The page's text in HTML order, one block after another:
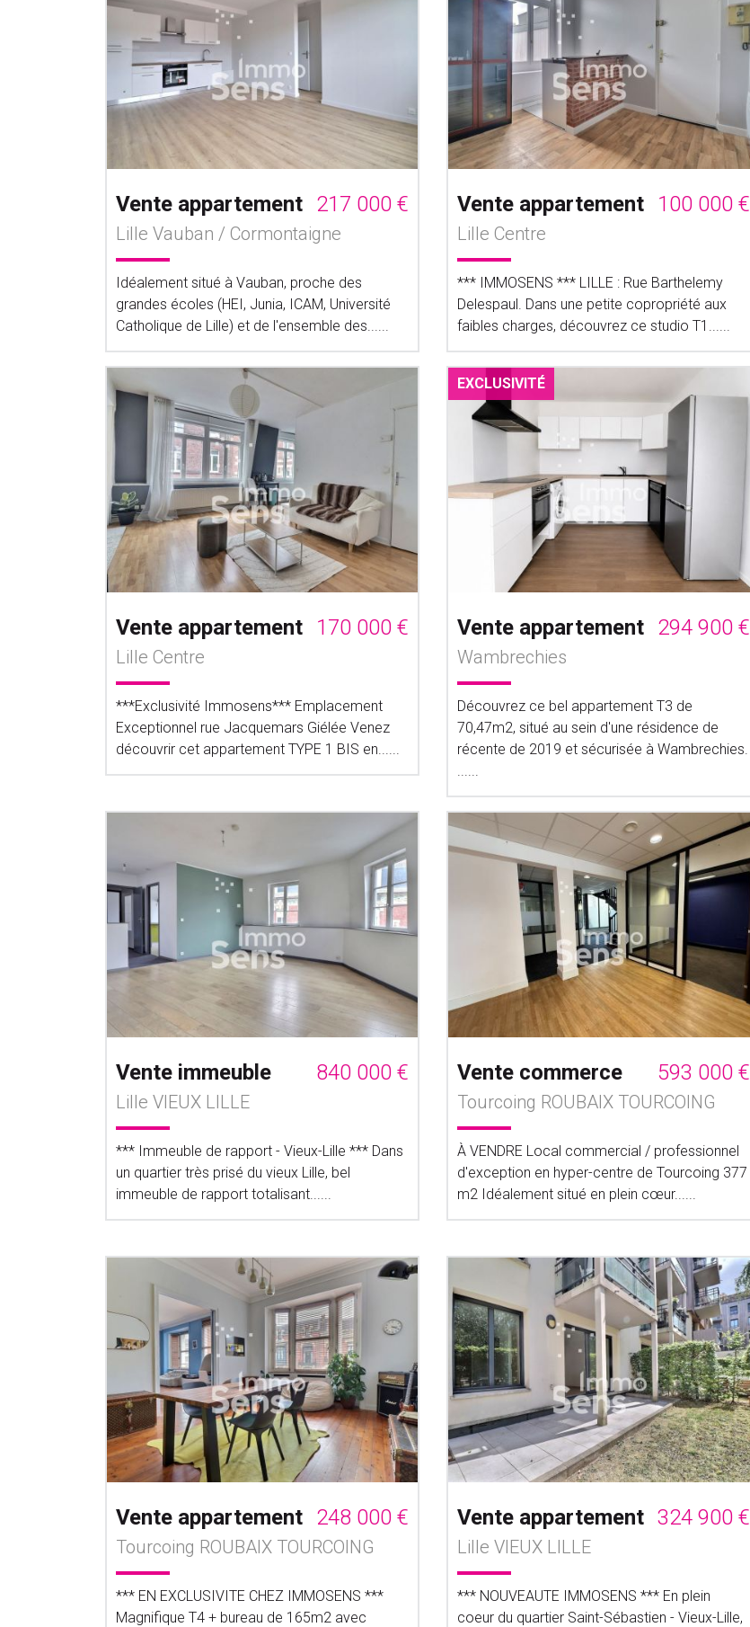
Vente appartement 217 000 €
Lille Vauban / Cormontaigne
Idéalement situé à Vauban, proche des
grandes écoles (HEI, Junia, ICAM, Université
Catholique de Lille) et de l'ensemble des......
Vente appartement 100 000 €
Lille Centre
*** IMMOSENS *** LILLE : Rue Barthelemy
Delespaul. Dans une petite copropriété aux
faibles charges, découvrez ce studio T1......
Vente appartement 170 000 €
Lille Centre
***Exclusivité Immosens*** Emplacement
Exceptionnel rue Jacquemars Giélée Venez
découvrir cet appartement TYPE 1 BIS en......
EXCLUSIVITÉ
Vente appartement 294 900 €
Wambrechies
Découvrez ce bel appartement T3 de
70,47m2, situé au sein d'une résidence de
récente de 2019 et sécurisée à Wambrechies.
......
Vente immeuble 840 000 €
Lille VIEUX LILLE
*** Immeuble de rapport - Vieux-Lille *** Dans
un quartier très prisé du vieux Lille, bel
immeuble de rapport totalisant......
Vente commerce 593 000 €
Tourcoing ROUBAIX TOURCOING
À VENDRE Local commercial / professionnel
d'exception en hyper-centre de Tourcoing 377
m2 Idéalement situé en plein cœur......
Vente appartement 248 000 €
Tourcoing ROUBAIX TOURCOING
*** EN EXCLUSIVITE CHEZ IMMOSENS ***
Magnifique T4 + bureau de 165m2 avec
Vente appartement 324 900 €
Lille VIEUX LILLE
*** NOUVEAUTE IMMOSENS *** En plein
coeur du quartier Saint-Sébastien - Vieux-Lille,